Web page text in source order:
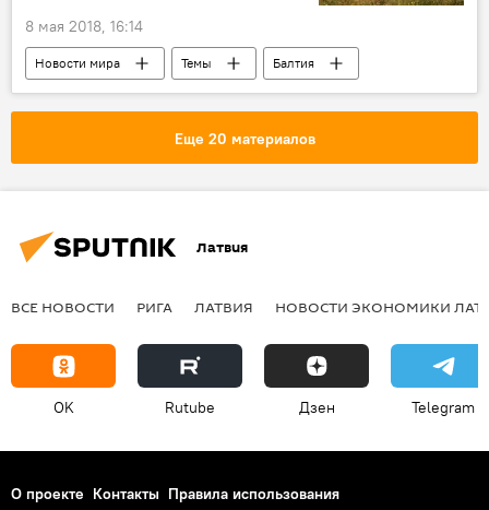
8 мая 2018, 16:14
Новости мира Темы
Балтия
НАТО
танки
Еще 20 материалов
Латвия
ВСЕ НОВОСТИ РИГА ЛАТВИЯ НОВОСТИ ЭКОНОМИКИ
OK Rutube Дзен Telegram
О проекте Контакты Правила использования